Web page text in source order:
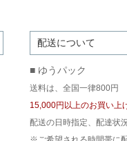
配送について
■ ゆうパック
送料は、全国一律800円
15,000円以上のお買い上
配送の日時指定、配達状